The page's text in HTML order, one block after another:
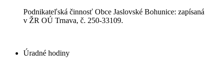
Podnikateľská činnosť Obce Jaslovské Bohunice: zapísaná
v ŽR OÚ Trnava, č. 250-33109.
Úradné hodiny